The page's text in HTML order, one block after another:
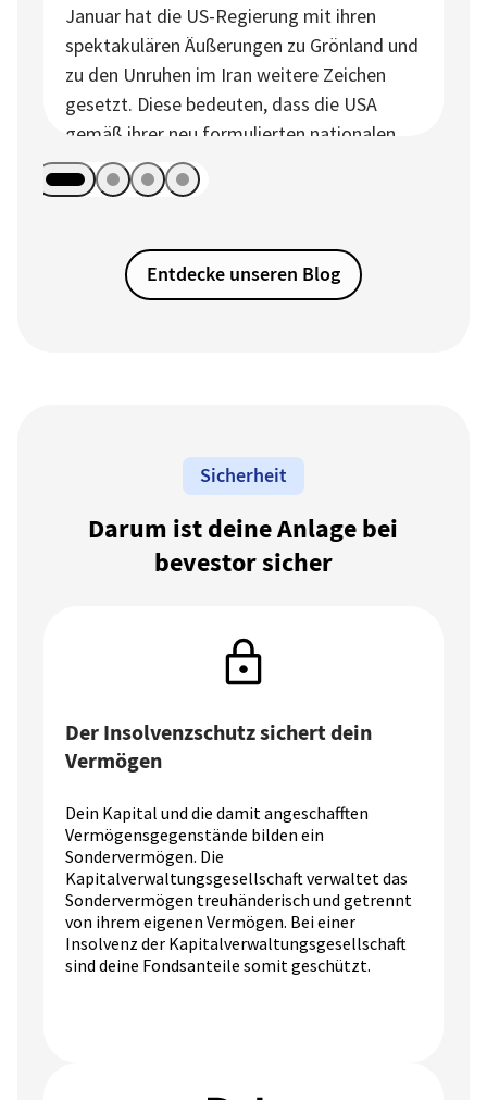
Januar hat die US-Regierung mit ihren
spektakulären Äußerungen zu Grönland und
zu den Unruhen im Iran weitere Zeichen
gesetzt. Diese bedeuten, dass die USA
gemäß ihrer neu formulierten nationalen
Sicherheitsstrategie ihre
sicherheitspolitischen Interessen sehr
es um eine geografische Zone – die
„westliche Hemisphäre“ –, in der die USA
Entdecke unseren Blog
Sicherheit
Darum ist deine Anlage bei
bevestor sicher
Der Insolvenzschutz sichert dein
Vermögen
Dein Kapital und die damit angeschafften
Vermögensgegenstände bilden ein
Sondervermögen. Die
Kapitalverwaltungsgesellschaft verwaltet das
Sondervermögen treuhänderisch und getrennt
von ihrem eigenen Vermögen. Bei einer
Insolvenz der Kapitalverwaltungsgesellschaft
sind deine Fondsanteile somit geschützt.